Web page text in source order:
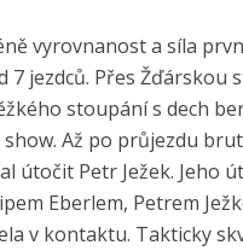
vyrovnanost a síla
jezdců. Přes Žďárskou
stoupání s dech
Až po průjezdu
útočit Petr Ježek. Jeho
Eberlem, Petrem
v kontaktu. Takticky